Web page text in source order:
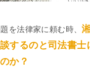
を法律家に頼む時、
するのと司法書士
か？